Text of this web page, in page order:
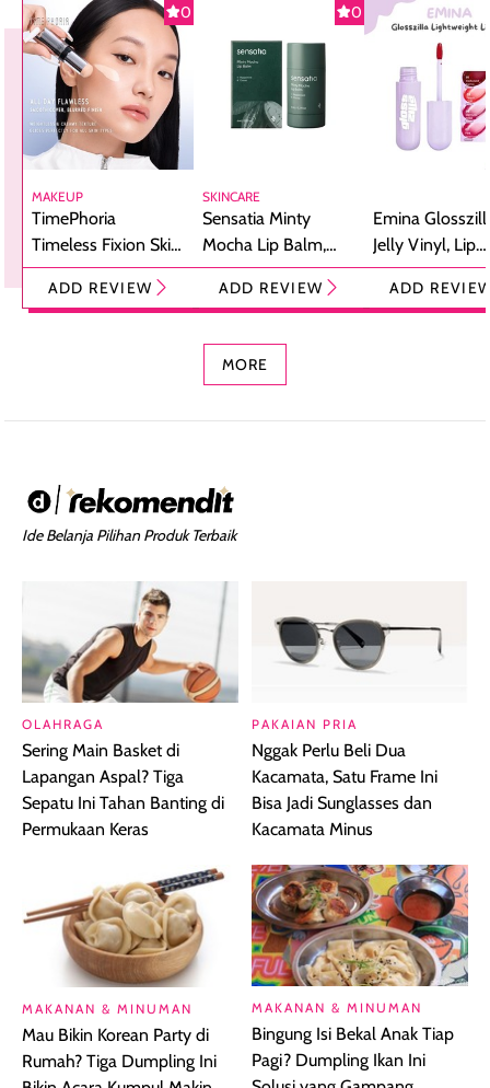
0
MAKEUP
TimePhoria
Timeless Fixion Skin
Tint Stick,
Foundation dan
ADD REVIEW
0
SKINCARE
Sensatia Minty
Mocha Lip Balm,
Pelembap Bibir
dengan Aroma
ADD REVIEW
Emina
Jelly Vinyl, Lip
Cream Glossy
Ringan
ADD
MORE
Ide Belanja Pilihan Produk Terbaik
OLAHRAGA
Sering Main Basket di
Lapangan Aspal? Tiga
Sepatu Ini Tahan Banting di
Permukaan Keras
PAKAIAN PRIA
Nggak Perlu Beli Dua
Kacamata, Satu Frame Ini
Bisa Jadi Sunglasses dan
Kacamata Minus
MAKANAN & MINUMAN
Mau Bikin Korean Party di
Rumah? Tiga Dumpling Ini
MAKANAN & MINUMAN
Bingung Isi Bekal Anak Tiap
Pagi? Dumpling Ikan Ini